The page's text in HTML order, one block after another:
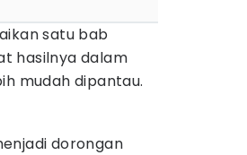
satu bab
hasilnya dalam
mudah dipantau.
dorongan